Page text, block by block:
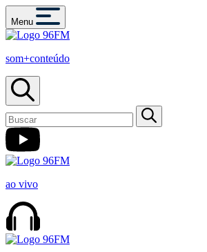
Menu
som+conteúdo
ao vivo